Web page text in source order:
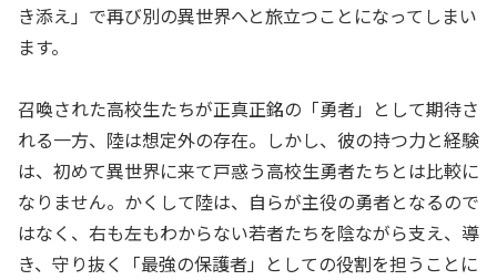
き添え」で再び別の異世界へと旅立つことになってしまい
ます。
召喚された高校生たちが正真正銘の「勇者」として期待さ
れる一方、陸は想定外の存在。しかし、彼の持つ力と経験
は、初めて異世界に来て戸惑う高校生勇者たちとは比較に
なりません。かくして陸は、自らが主役の勇者となるので
はなく、右も左もわからない若者たちを陰ながら支え、導
き、守り抜く「最強の保護者」としての役割を担うことに